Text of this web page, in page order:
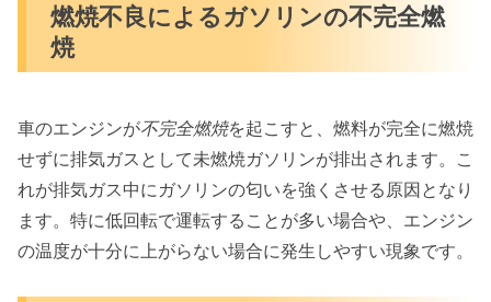
燃焼不良によるガソリンの不完全燃
焼
車のエンジンが不完全燃焼を起こすと、燃料が完全に燃焼
せずに排気ガスとして未燃焼ガソリンが排出されます。こ
れが排気ガス中にガソリンの匂いを強くさせる原因となり
ます。特に低回転で運転することが多い場合や、エンジン
の温度が十分に上がらない場合に発生しやすい現象です。